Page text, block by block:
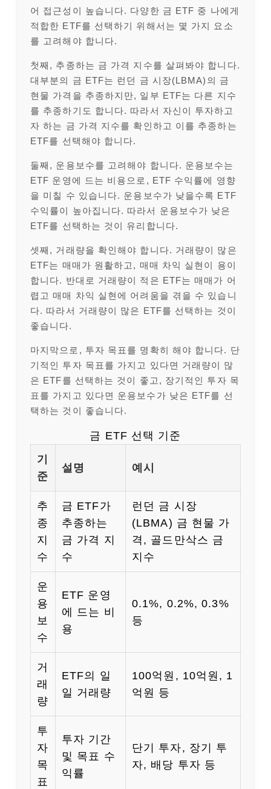
어 접근성이 높습니다. 다양한 금 ETF 중 나에게
적합한 ETF를 선택하기 위해서는 몇 가지 요소
를 고려해야 합니다.
첫째, 추종하는 금 가격 지수를 살펴봐야 합니다.
대부분의 금 ETF는 런던 금 시장(LBMA)의 금
현물 가격을 추종하지만, 일부 ETF는 다른 지수
를 추종하기도 합니다. 따라서 자신이 투자하고
자 하는 금 가격 지수를 확인하고 이를 추종하는
ETF를 선택해야 합니다.
둘째, 운용보수를 고려해야 합니다. 운용보수는
ETF 운영에 드는 비용으로, ETF 수익률에 영향
을 미칠 수 있습니다. 운용보수가 낮을수록 ETF
수익률이 높아집니다. 따라서 운용보수가 낮은
ETF를 선택하는 것이 유리합니다.
셋째, 거래량을 확인해야 합니다. 거래량이 많은
ETF는 매매가 원활하고, 매매 차익 실현이 용이
합니다. 반대로 거래량이 적은 ETF는 매매가 어
렵고 매매 차익 실현에 어려움을 겪을 수 있습니
다. 따라서 거래량이 많은 ETF를 선택하는 것이
좋습니다.
마지막으로, 투자 목표를 명확히 해야 합니다. 단
기적인 투자 목표를 가지고 있다면 거래량이 많
은 ETF를 선택하는 것이 좋고, 장기적인 투자 목
표를 가지고 있다면 운용보수가 낮은 ETF를 선
택하는 것이 좋습니다.
금 ETF 선택 기준
기
준
설명 예시
추
종
지
수
금 ETF가
추종하는
금 가격 지
수
런던 금 시장
(LBMA) 금 현물 가
격, 골드만삭스 금
지수
운
용
보
수
ETF 운영
에 드는 비
용
0.1%, 0.2%, 0.3%
등
거
래
량
ETF의 일
일 거래량
100억원, 10억원, 1
억원 등
투
자
목
표
투자 기간
및 목표 수
익률
단기 투자, 장기 투
자, 배당 투자 등